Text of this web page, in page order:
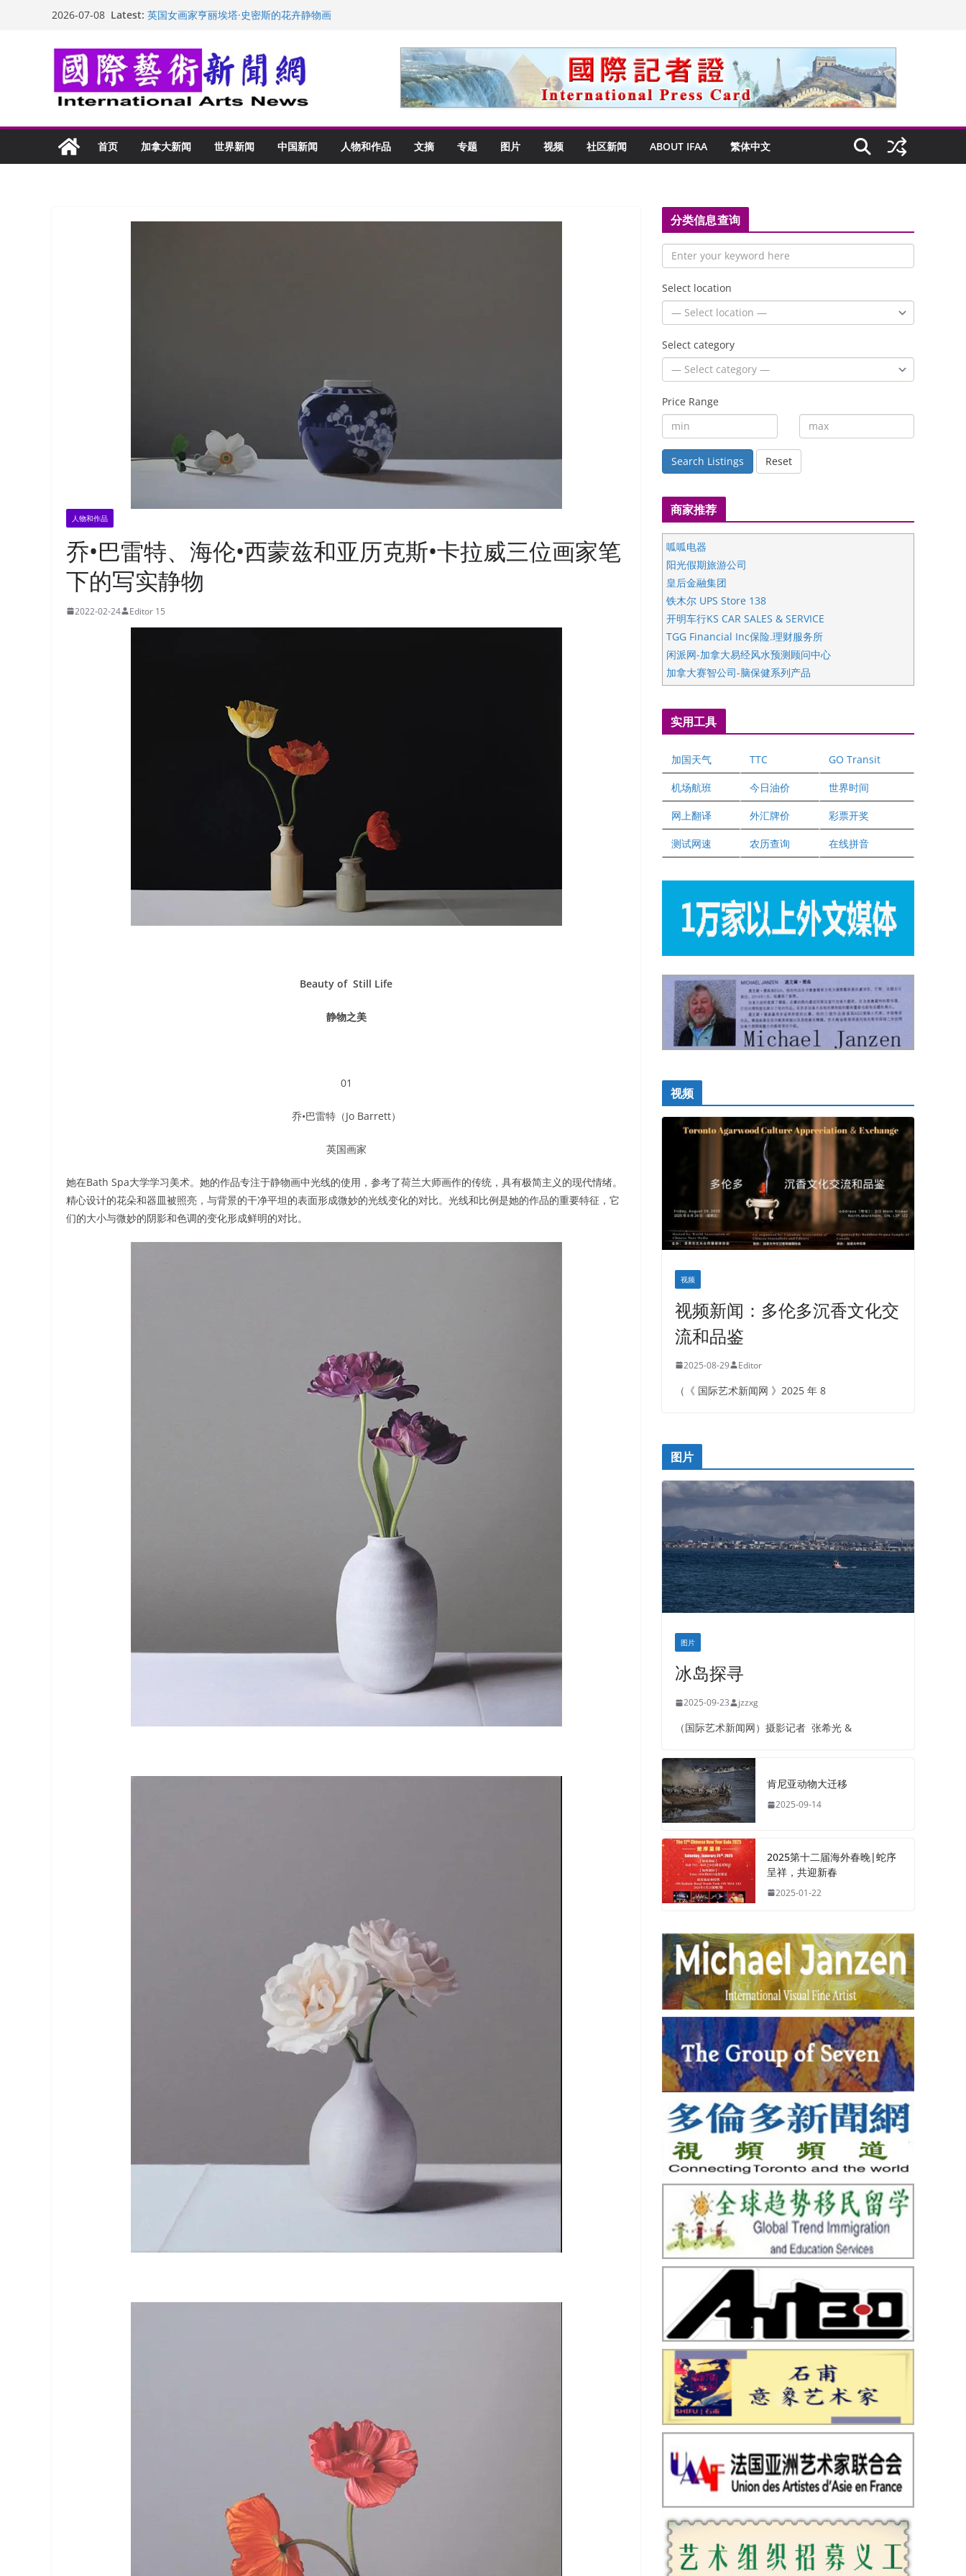
2026-07-08 Latest: 英国女画家亨丽埃塔·史密斯的花卉静物画
玛丽安娜·卡拉切娃的绘画：幽默和难以言喻的快乐
苏方 ：“字”得其乐
首页 加拿大新闻 世界新闻 中国新闻 人物和作品 文摘 专题 图片 视频 社区新闻 ABOUT IFAA 繁体中文
人物和作品
乔•巴雷特、海伦•西蒙兹和亚历克斯•卡拉威三位画家笔
下的写实静物
2022-02-24 Editor 15
Beauty of Still Life
静物之美
01
乔•巴雷特（Jo Barrett）
英国画家
她在Bath Spa大学学习美术。她的作品专注于静物画中光线的使用，参考了荷兰大师画作的传统，具有极简主义的现代情绪。
精心设计的花朵和器皿被照亮，与背景的干净平坦的表面形成微妙的光线变化的对比。光线和比例是她的作品的重要特征，它
们的大小与微妙的阴影和色调的变化形成鲜明的对比。
分类信息查询
Select location
Select category
Price Range
Search Listings Reset
商家推荐
呱呱电器
阳光假期旅游公司
皇后金融集团
铁木尔 UPS Store 138
开明车行KS CAR SALES & SERVICE
TGG Financial Inc保险.理财服务所
闲派网-加拿大易经风水预测顾问中心
加拿大赛智公司-脑保健系列产品
五星国艺拍卖及评估公司
国际注册执业营养师公会
爱德华连锁酒店万锦分店
健健宝公司
二十一世纪美联地产公司
全球趋势移民留学
盛达资本
正点印艺设计
实用工具
加国天气 TTC GO Transit
机场航班 今日油价 世界时间
网上翻译 外汇牌价 彩票开奖
测试网速 农历查询 在线拼音
视频
视频
视频新闻：多伦多沉香文化交
流和品鉴
2025-08-29 Editor
（《 国际艺术新闻网 》2025 年 8
图片
图片
冰岛探寻
2025-09-23 jzzxg
（国际艺术新闻网）摄影记者 张希光 &
肯尼亚动物大迁移
2025-09-14
2025第十二届海外春晚|蛇序
呈祥，共迎新春
2025-01-22